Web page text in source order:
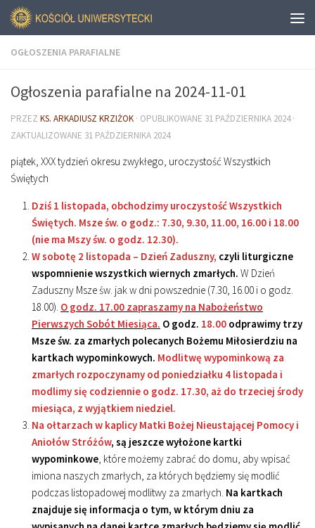
OGŁOSZENIA PARAFIALNE
Ogłoszenia parafialne na 2024-11-01
PRZEZ KS. ARKADIUSZ KRZIŻOK · OPUBLIKOWANE 31 PAŹDZIERNIKA 2024·
ZAKTUALIZOWANE 31 PAŹDZIERNIKA 2024
piątek, XXX tydzień okresu zwykłego, uroczystość Wszystkich
Świętych
Dziś 1 listopada, obchodzimy uroczystość Wszystkich
Świętych. Msze św. o godz.: 7.30, 9.30, 11.00, 16.00 i 18.00
(nie ma Mszy św. o godz. 12.30).
W sobotę 2 listopada – Dzień Zaduszny, czyli liturgiczne
wspomnienie wszystkich wiernych zmarłych. W Dzień
Zaduszny Msze św. jak w dni powszednie (7.30, 16.00 i o godz.
18.00). O godz. 17.00 zapraszamy na Nabożeństwo
Pierwszych Sobót Miesiąca. O godz. 18.00 odprawimy trzy
Msze św. za zmarłych polecanych Bożemu Miłosierdziu na
kartkach wypominkowych. Modlitwę wypominkową za
zmarłych rozpoczynamy od poniedziałku 4 listopada i
modlimy się codziennie o godz. 17.30, aż do trzeciej środy
miesiąca, z wyjątkiem niedziel.
Na ołtarzach w kaplicy Matki Bożej Nieustającej Pomocy i
Aniołów Stróżów, są jeszcze wyłożone kartki
wypominkowe, które możemy zabrać do domu, aby wpisać
imiona naszych zmarłych, za których będziemy się modlić
podczas listopadowej modlitwy za zmarłych. Na kartkach
znajduje się informacja o tym, w którym dniu za